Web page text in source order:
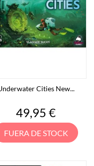
Cities New...
Precio
49,95 €
FUERA DE STOCK